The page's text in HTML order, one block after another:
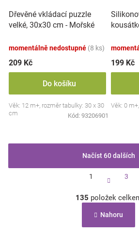
Dřevěné vkládací puzzle
velké, 30x30 cm - Mořské
momentálně nedostupné (8 ks)
209 Kč
Do košíku
Věk: 12 m+, rozměr tabulky: 30 x 30
cm
Kód: 93206901
199 Kč
Věk: 0
v
á
d
Načíst 60 dalších
t
á
n
k
v
1 3
135 položek
Nahoru